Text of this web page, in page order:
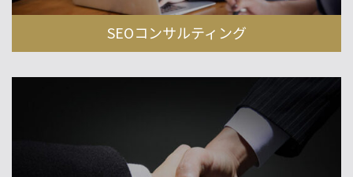
SEOコンサルティング